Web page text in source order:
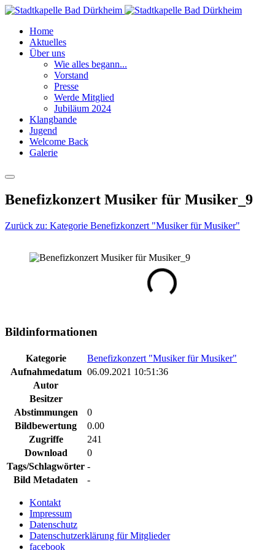
Home
Aktuelles
Über uns
Wie alles begann...
Vorstand
Presse
Werde Mitglied
Jubiläum 2024
Klangbande
Jugend
Welcome Back
Galerie
Benefizkonzert Musiker für Musiker_9
Zurück zu: Kategorie Benefizkonzert "Musiker für Musiker"
Bildinformationen
Kategorie
Benefizkonzert "Musiker für Musiker"
Aufnahmedatum 06.09.2021 10:51:36
Autor
Besitzer
Abstimmungen
0
Bildbewertung
0.00
Zugriffe
241
Download
0
Tags/Schlagwörter -
Bild Metadaten
-
Kontakt
Impressum
Datenschutz
Datenschutzerklärung für Mitglieder
facebook